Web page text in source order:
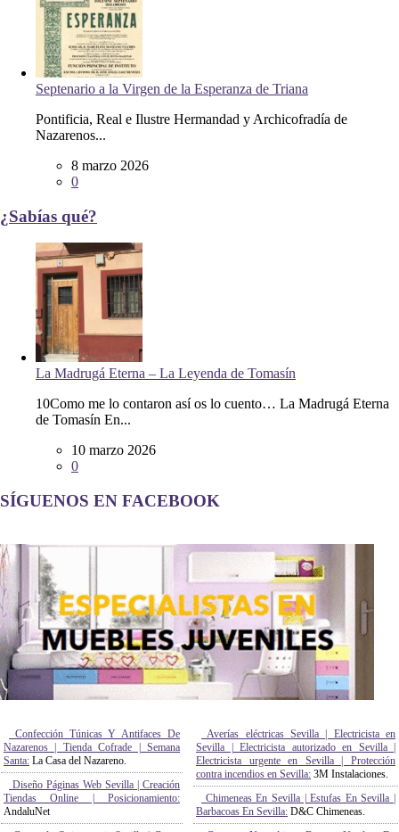
Septenario a la Virgen de la Esperanza de Triana
Pontificia, Real e Ilustre Hermandad y Archicofradía de
Nazarenos...
8 marzo 2026
0
¿Sabías qué?
La Madrugá Eterna – La Leyenda de Tomasín
10Como me lo contaron así os lo cuento… La Madrugá Eterna
de Tomasín En...
10 marzo 2026
0
SÍGUENOS EN FACEBOOK
Confección Túnicas Y Antifaces De
Nazarenos | Tienda Cofrade | Semana
Santa:La Casa del Nazareno.
Diseño Páginas Web Sevilla | Creación
Tiendas Online | Posicionamiento:
AndaluNet
Averías eléctricas Sevilla | Electricista en
Sevilla | Electricista autorizado en Sevilla |
Electricista urgente en Sevilla | Protección
contra incendios en Sevilla:3M Instalaciones.
Chimeneas En Sevilla | Estufas En Sevilla |
Barbacoas En Sevilla:D&C Chimeneas.